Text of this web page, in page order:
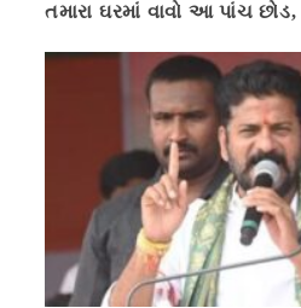
તમારા ઘરમાં વાવો આ પાંચ